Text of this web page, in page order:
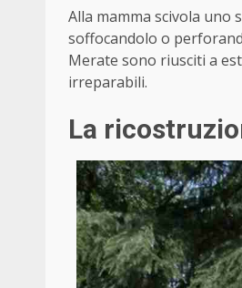
Alla mamma scivola
soffocandolo o
Merate sono riusciti a
irreparabili.
La